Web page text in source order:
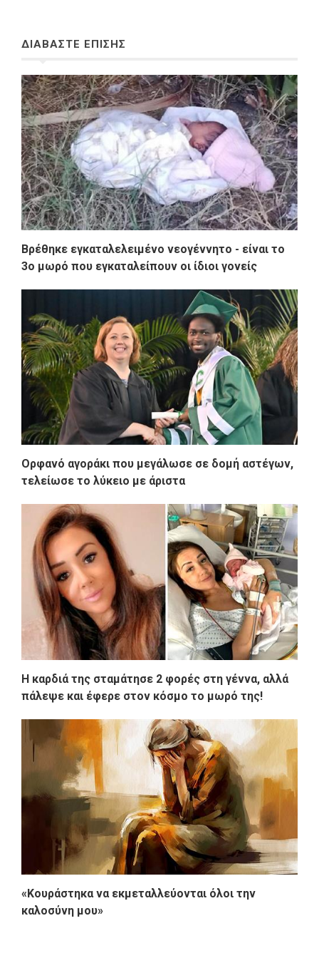
ΔΙΑΒΑΣΤΕ ΕΠΙΣΗΣ
Βρέθηκε εγκαταλελειμένο νεογέννητο - είναι το
3ο μωρό που εγκαταλείπουν οι ίδιοι γονείς
Ορφανό αγοράκι που μεγάλωσε σε δομή αστέγων,
τελείωσε το λύκειο με άριστα
H καρδιά της σταμάτησε 2 φορές στη γέννα, αλλά
πάλεψε και έφερε στον κόσμο το μωρό της!
«Κουράστηκα να εκμεταλλεύονται όλοι την
καλοσύνη μου»